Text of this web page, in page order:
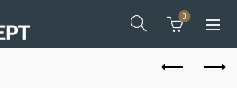
0